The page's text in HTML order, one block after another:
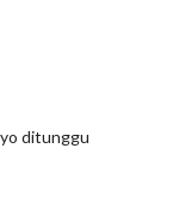
ditunggu